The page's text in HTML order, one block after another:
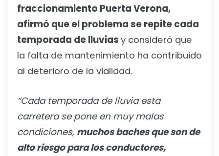
fraccionamiento Puerta Verona,
afirmó que el problema se repite cada
temporada de lluvias y consideró que
la falta de mantenimiento ha contribuido
al deterioro de la vialidad.
“Cada temporada de lluvia esta
carretera se pone en muy malas
condiciones, muchos baches que son de
alto riesgo para los conductores,